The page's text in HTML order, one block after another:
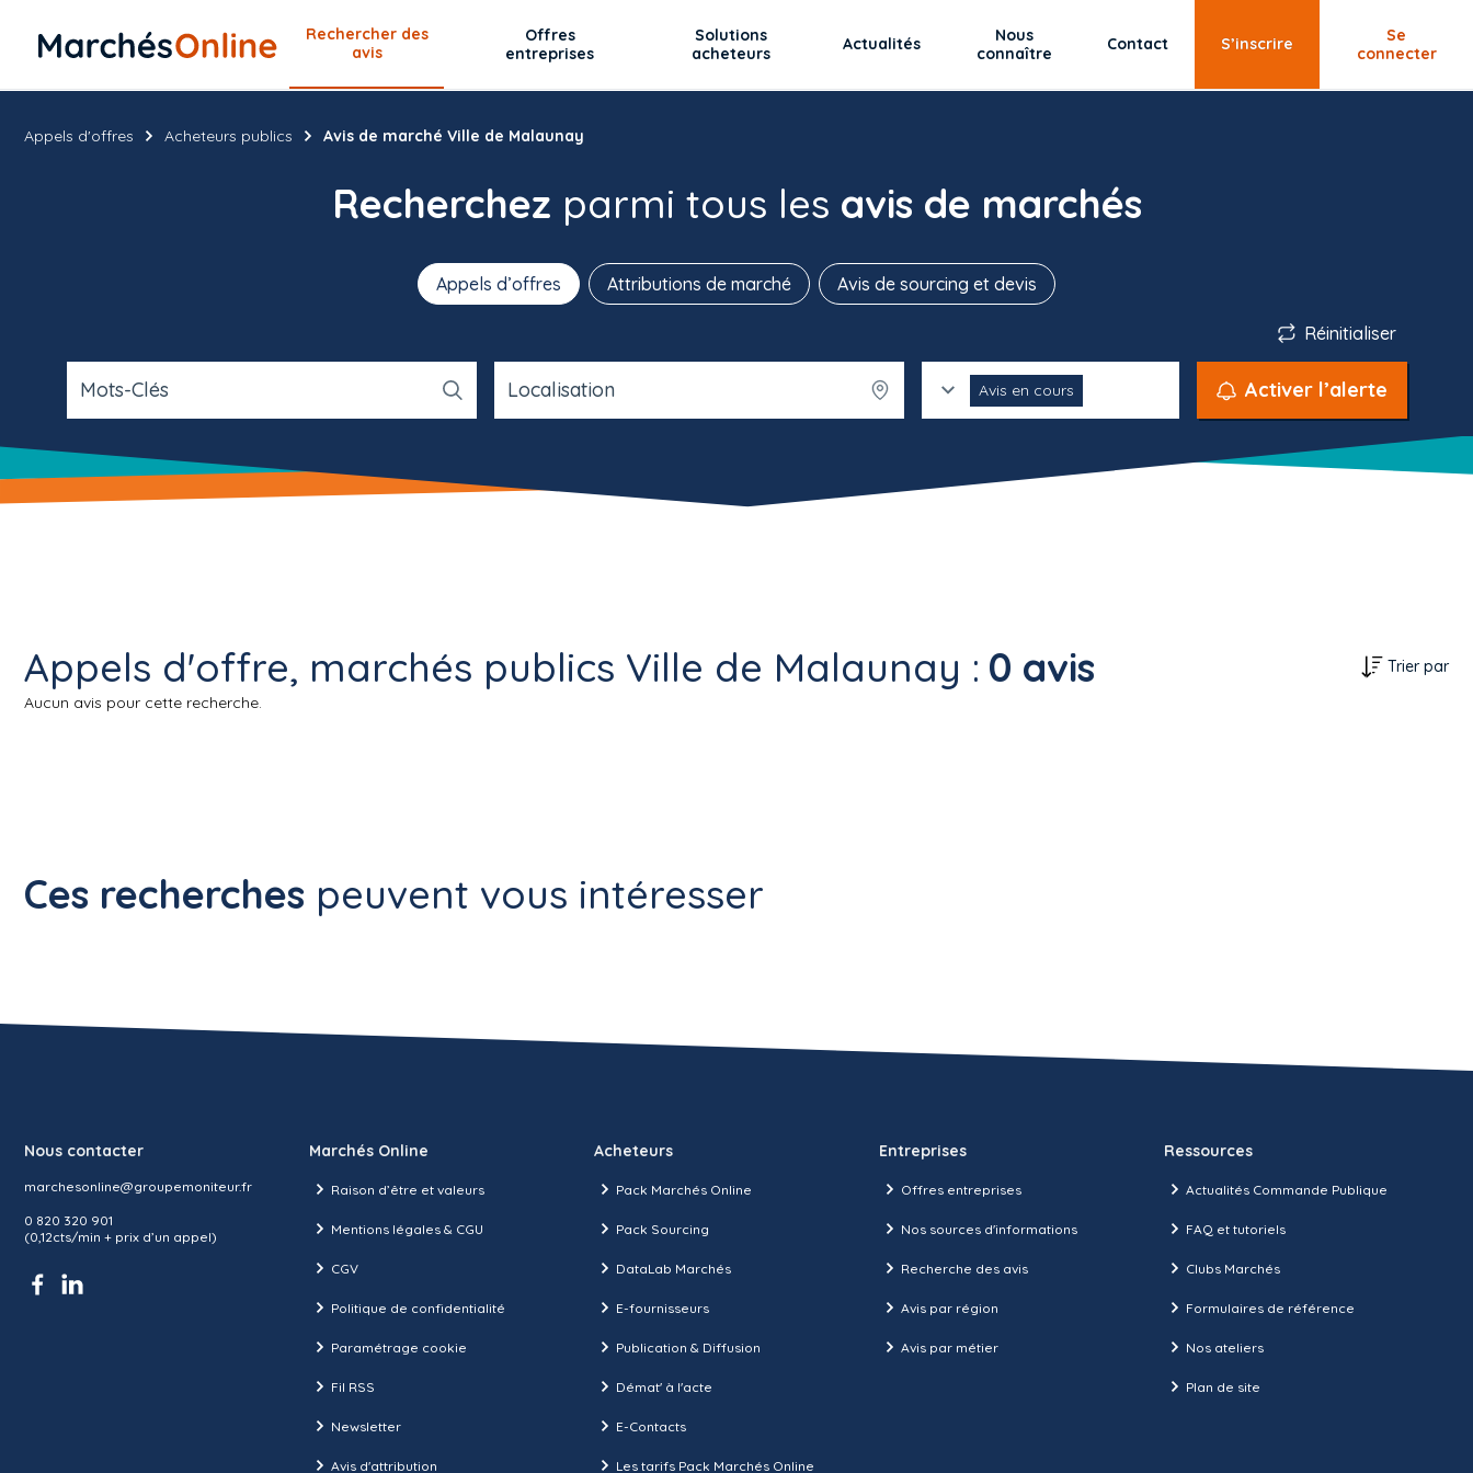
Rechercher des
avis
Offres
entreprises
Solutions
acheteurs
Actualités
Nous
connaître
Contact S’inscrire
Se
connecter
Recherchez parmi tous les avis de marchés
Appels d’offres Attributions de marché Avis de sourcing et devis
Réinitialiser
Mots-Clés Localisation Avis en cours Activer l’alerte
Appels d'offres Acheteurs publics Avis de marché Ville de Malaunay
Appels d'offre, marchés publics Ville de Malaunay : 0 avis
Trier par
Aucun avis pour cette recherche.
Ces recherches peuvent vous intéresser
Nous contacter
marchesonline@groupemoniteur.fr
0 820 320 901
(0,12cts/min + prix d’un appel)
Marchés Online
Raison d’être et valeurs
Mentions légales & CGU
CGV
Politique de confidentialité
Paramétrage cookie
Fil RSS
Newsletter
Avis d'attribution
Acheteurs
Pack Marchés Online
Pack Sourcing
DataLab Marchés
E-fournisseurs
Publication & Diffusion
Démat' à l'acte
E-Contacts
Les tarifs Pack Marchés Online
Entreprises
Offres entreprises
Nos sources d'informations
Recherche des avis
Avis par région
Avis par métier
Ressources
Actualités Commande Publique
FAQ et tutoriels
Clubs Marchés
Formulaires de référence
Nos ateliers
Plan de site